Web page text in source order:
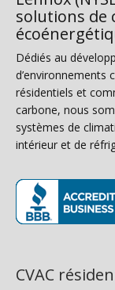
solutions de
Dédiés au
d’environnements
résidentiels et
carbone, nous
systèmes de
intérieur et de
CVAC